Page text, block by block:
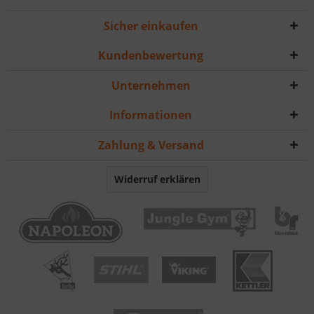
Sicher einkaufen
Kundenbewertung
Unternehmen
Informationen
Zahlung & Versand
Widerruf erklären